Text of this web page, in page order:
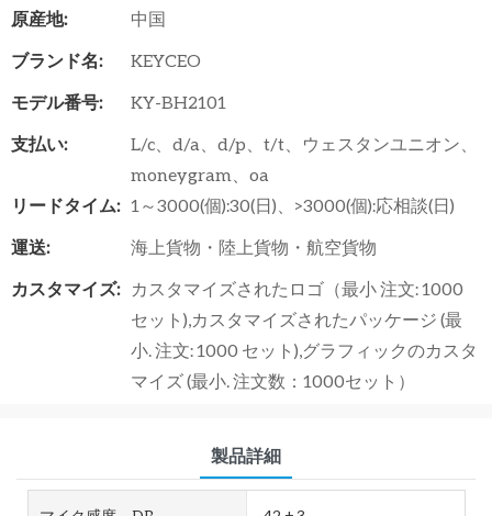
原産地:
中国
ブランド名:
KEYCEO
モデル番号:
KY-BH2101
支払い:
L/c、d/a、d/p、t/t、ウェスタンユニオン、
moneygram、oa
リードタイム: 1～3000(個):30(日)、>3000(個):応相談(日)
運送:
海上貨物・陸上貨物・航空貨物
カスタマイズ:
カスタマイズされたロゴ（最小 注文: 1000
セット),カスタマイズされたパッケージ (最
小. 注文: 1000 セット),グラフィックのカスタ
マイズ (最小. 注文数：1000セット）
製品詳細